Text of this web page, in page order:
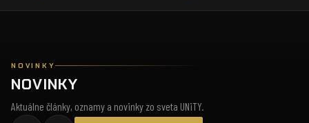
NOVINKY
NOVINKY
Aktuálne články, oznamy a novinky zo sveta UNiTY.